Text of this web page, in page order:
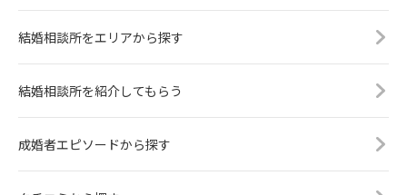
結婚相談所をエリアから探す
結婚相談所を紹介してもらう
成婚者エピソードから探す